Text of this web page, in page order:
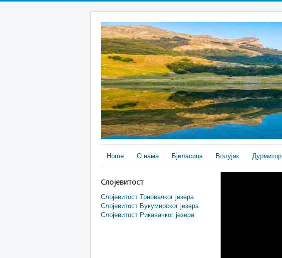
Home О нама Бјеласица Волујак Дурмитор
Слојевитост
Слојевитост Трновачког језера
Слојевитост Букумирског језера
Слојевитост Рикавачког језера